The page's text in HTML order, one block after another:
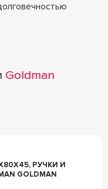
Goldman
GOLDMAN